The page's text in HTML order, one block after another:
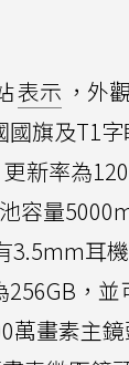
表示 ，外
旗及T1
新率為
容量
3.5mm耳
256GB，
萬畫素主